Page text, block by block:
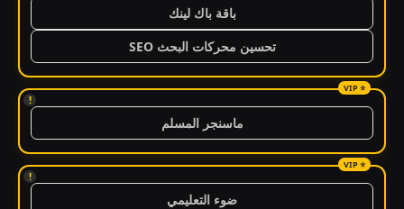
باقة باك لينك
تحسين محركات البحث SEO
!
ماسنجر المسلم
!
ضوء التعليمي